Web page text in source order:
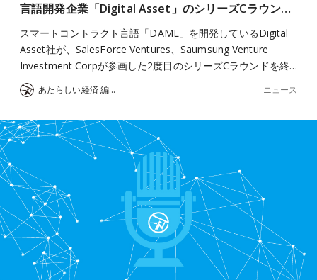
言語開発企業「Digital Asset」のシリーズCラウン…
スマートコントラクト言語「DAML」を開発しているDigital
Asset社が、SalesForce Ventures、Saumsung Venture
Investment Corpが参画した2度目のシリーズCラウンドを終…
あたらしい経済 編集部 ニュース